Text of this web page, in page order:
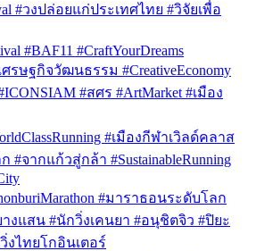
#วงปล่อยแก่ประเทศไทย #วิจัยเพื่อ
#BAF11 #CraftYourDreams
ศรษฐกิจวัฒนธรรม #CreativeEconomy
#สศร #ArtMarket #เมือง
#เมืองกีฬาเวิลด์คลาส
#จากแก้วสู่กล้า #SustainableRunning
#มาราธอนระดับโลก
างแสน #นักวิ่งเคนยา #อนุชิตจิว #ปิยะ
งไทยโกอินเตอร์